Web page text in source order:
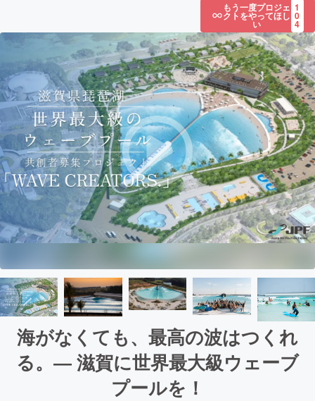
もう一度プロジェ
クトをやってほし
い
1
0
4
海がなくても、最高の波はつくれ
る。― 滋賀に世界最大級ウェーブ
プールを！